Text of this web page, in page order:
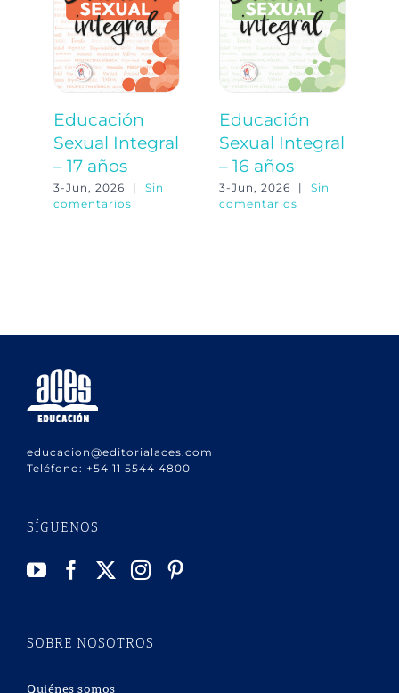
Educación
Sexual Integral
– 17 años
3-Jun, 2026 |
Sin
comentarios
Educación
Sexual Integral
– 16 años
3-Jun, 2026 |
Sin
comentarios
educacion@editorialaces.com
Teléfono: +54 11 5544 4800
SÍGUENOS
SOBRE NOSOTROS
Quiénes somos